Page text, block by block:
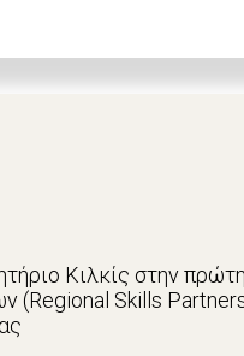
Κιλκίς στην
(Regional Skills